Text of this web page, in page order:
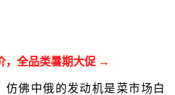
，全品类暑期大促 →
仿佛中俄的发动机是菜市场白